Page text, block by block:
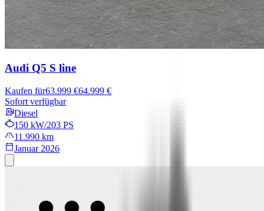
Audi Q5 S line
Kaufen für63.999 €64.999 €
Sofort verfügbar
Diesel
150 kW/203 PS
11.990 km
Januar 2026